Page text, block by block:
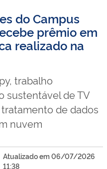
do Campus
prêmio em
realizado na
trabalho
sustentável de TV
de dados
nuvem
Atualizado em 06/07/2026
11:38